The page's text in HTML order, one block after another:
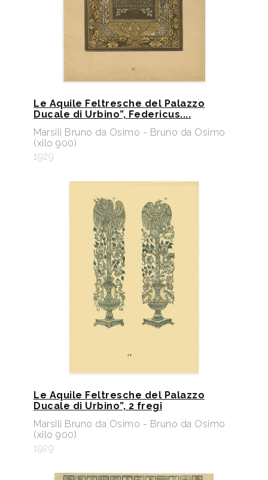
Le Aquile Feltresche del Palazzo
Ducale di Urbino”, Federicus....
Marsili Bruno da Osimo - Bruno da Osimo
(xilo 900)
1929
Le Aquile Feltresche del Palazzo
Ducale di Urbino”, 2 fregi
Marsili Bruno da Osimo - Bruno da Osimo
(xilo 900)
1929